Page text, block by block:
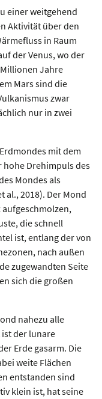
einer weitgehend
Aktivität über den
in Raum
der Venus, wo der
Jahre
Mars sind die
zwar
nur in zwei
mit dem
hohe Drehimpuls des
Mondes als
al., 2018). Der Mond
aufgeschmolzen,
die schnell
ist, entlang der von
nach außen
zugewandten Seite
sich die großen
nahezu alle
der lunare
Erde gasarm. Die
weite Flächen
entstanden sind
klein ist, hat seine